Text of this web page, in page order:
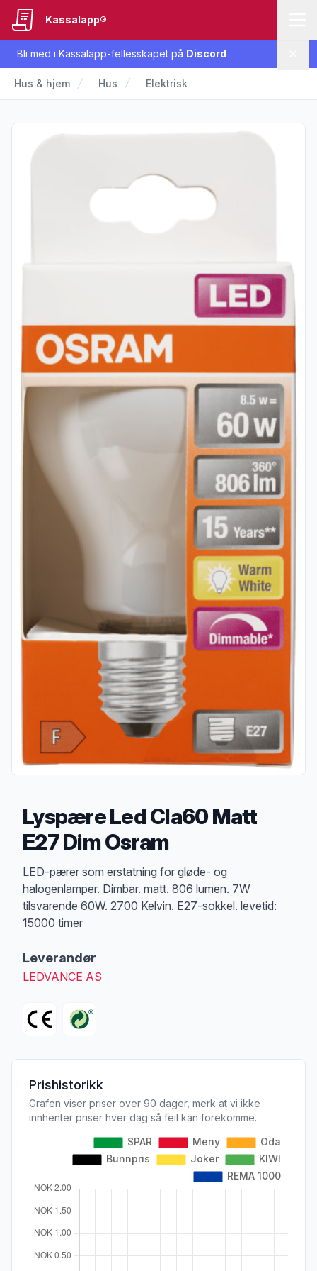
Bli med i Kassalapp-fellesskapet på Discord
Kassalapp®
Hus & hjem Hus Elektrisk
Lyspære Led Cla60 Matt
E27 Dim Osram
Produktbeskrivelse
LED-pærer som erstatning for gløde- og
halogenlamper. Dimbar. matt. 806 lumen. 7W
tilsvarende 60W. 2700 Kelvin. E27-sokkel. levetid:
15000 timer
Leverandør
LEDVANCE AS
Prishistorikk
Grafen viser priser over 90 dager, merk at vi ikke
innhenter priser hver dag så feil kan forekomme.